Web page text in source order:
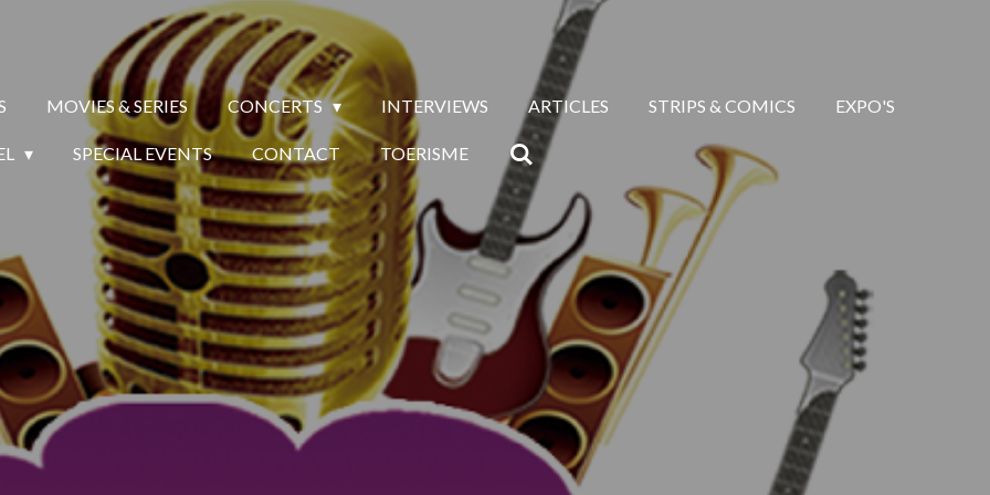
MOVIES & SERIES CONCERTS INTERVIEWS ARTICLES STRIPS & COMICS EXPO'S
SPECIAL EVENTS CONTACT TOERISME